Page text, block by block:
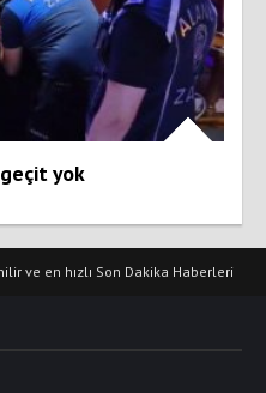
yok
ve en hızlı Son Dakika Haberleri